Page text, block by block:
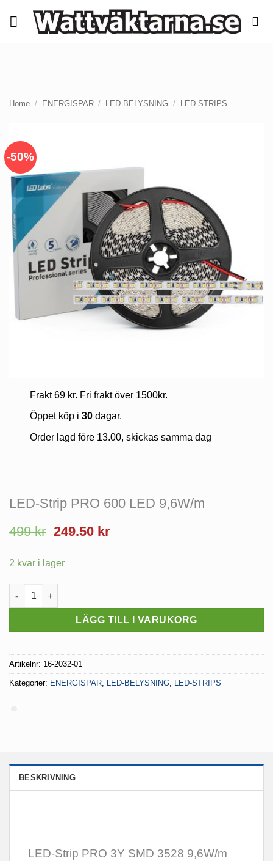
Home / ENERGISPAR / LED-BELYSNING / LED-STRIPS
-50%
Frakt 69 kr. Fri frakt över 1500kr.
Öppet köp i 30dagar.
Order lagd före 13.00, skickas samma dag
LED-Strip PRO 600 LED 9,6W/m
499kr Det
priset
var:
499 kr.
249.50 krDet
2 kvar i lager
LED-Strip PRO 600 LED 9,6W/m mängd
LÄGG TILL I VARUKORG
Artikelnr: 16-2032-01
Kategorier: ENERGISPAR LED-BELYSNING LED-STRIPS
BESKRIVNING
LED-Strip PRO 3Y SMD 3528 9,6W/m